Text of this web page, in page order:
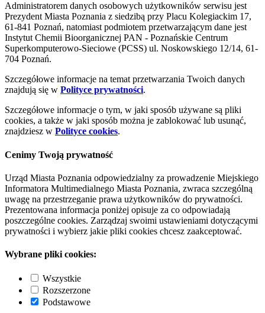
Administratorem danych osobowych użytkowników serwisu jest
Prezydent Miasta Poznania z siedzibą przy Placu Kolegiackim 17,
61-841 Poznań, natomiast podmiotem przetwarzającym dane jest
Instytut Chemii Bioorganicznej PAN - Poznańskie Centrum
Superkomputerowo-Sieciowe (PCSS) ul. Noskowskiego 12/14, 61-
704 Poznań.
Szczegółowe informacje na temat przetwarzania Twoich danych
znajdują się w Polityce prywatności.
Szczegółowe informacje o tym, w jaki sposób używane są pliki
cookies, a także w jaki sposób można je zablokować lub usunąć,
znajdziesz w Polityce cookies.
Cenimy Twoją prywatność
Urząd Miasta Poznania odpowiedzialny za prowadzenie Miejskiego
Informatora Multimedialnego Miasta Poznania, zwraca szczególną
uwagę na przestrzeganie prawa użytkowników do prywatności.
Prezentowana informacja poniżej opisuje za co odpowiadają
poszczególne cookies. Zarządzaj swoimi ustawieniami dotyczącymi
prywatności i wybierz jakie pliki cookies chcesz zaakceptować.
Wybrane pliki cookies:
Wszystkie
Rozszerzone
Podstawowe